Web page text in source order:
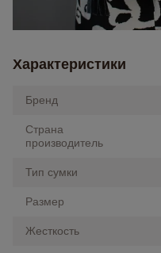
Характеристики
Бренд
Страна
производитель
Тип сумки
Размер
Жесткость